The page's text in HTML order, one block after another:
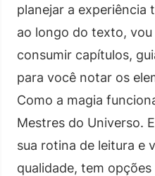
planejar a experiência
ao longo do texto,
consumir capítulos,
para você notar os
Como a magia
Mestres do Universo.
sua rotina de leitura e
qualidade, tem